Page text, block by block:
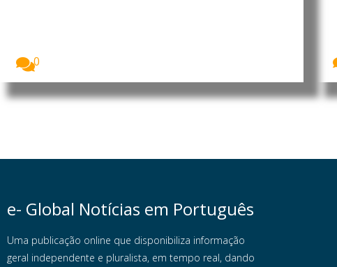
0
e- Global Notícias em Português
Uma publicação online que disponibiliza informação
geral independente e pluralista, em tempo real, dando